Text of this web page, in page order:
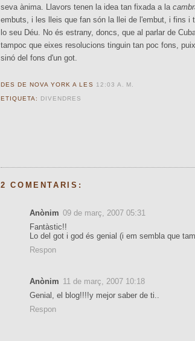
seva ànima. Llavors tenen la idea tan fixada a la
embuts, i les lleis que fan són la llei de l'embut, i fins i
lo seu Déu. No és estrany, doncs, que al parlar de
tampoc que eixes resolucions tinguin tan poc fons,
sinó del fons d'un got.
DES DE NOVA YORK A LES 12:03 A. M.
ETIQUETA: DIVENDRES
2 COMENTARIS:
Anònim 09 de març, 2007 05:31
Fantàstic!!
Lo del got i god és genial (i em sembla que
Respon
Anònim 11 de març, 2007 10:18
Genial, el blog!!!!y mejor saber de ti..
Respon